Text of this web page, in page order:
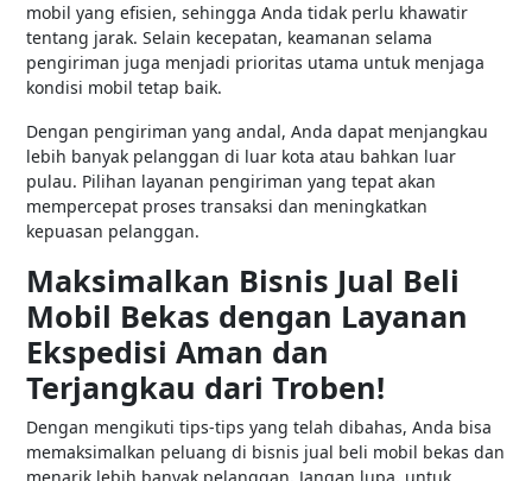
mobil yang efisien, sehingga Anda tidak perlu khawatir
tentang jarak. Selain kecepatan, keamanan selama
pengiriman juga menjadi prioritas utama untuk menjaga
kondisi mobil tetap baik.
Dengan pengiriman yang andal, Anda dapat menjangkau
lebih banyak pelanggan di luar kota atau bahkan luar
pulau. Pilihan layanan pengiriman yang tepat akan
mempercepat proses transaksi dan meningkatkan
kepuasan pelanggan.
Maksimalkan Bisnis Jual Beli
Mobil Bekas dengan Layanan
Ekspedisi Aman dan
Terjangkau dari Troben!
Dengan mengikuti tips-tips yang telah dibahas, Anda bisa
memaksimalkan peluang di bisnis jual beli mobil bekas dan